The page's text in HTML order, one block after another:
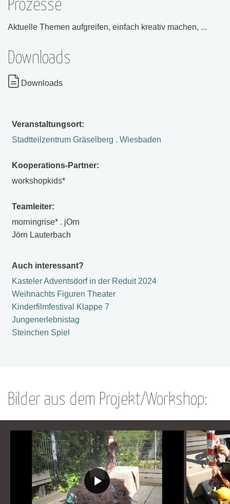
Prozesse
Aktuelle Themen aufgreifen, einfach kreativ machen, ...
Downloads
Downloads
Veranstaltungsort:
Stadtteilzentrum Gräselberg . Wiesbaden
Kooperations-Partner:
workshopkids*
Teamleiter:
morningrise* . jOrn
Jörn Lauterbach
Auch interessant?
Kasteler Adventsdorf in der Reduit 2024
Weihnachts Figuren Theater
Kinderfilmfestival Klappe 7
Jungenerlebnistag
Steinchen Spiel
Bilder aus dem Projekt/Workshop: